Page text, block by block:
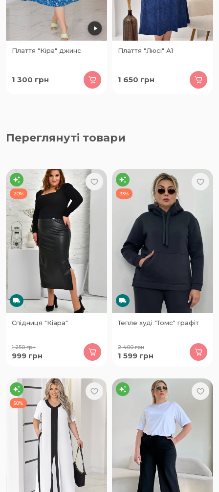
Плаття "Кіра" джинс
1 300 грн
Плаття "Люсі" А1
1 650 грн
Переглянуті товари
20%
Спідниця "Кіара"
1 250грн
999 грн
33%
Тепле худі "Томс" графіт
2 400грн
1 599 грн
50%